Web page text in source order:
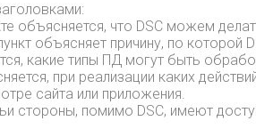
объясняется, что DSC можем
объясняет причину, по которой
какие типы ПД могут быть
при реализации каких
сайта или приложения.
стороны, помимо DSC, имеют